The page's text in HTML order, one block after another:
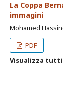
La Coppa
immagini
Mohamed
PDF
Visualizza tutti